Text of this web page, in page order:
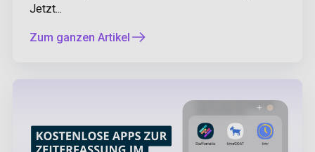
Jetzt...
Zum ganzen Artikel